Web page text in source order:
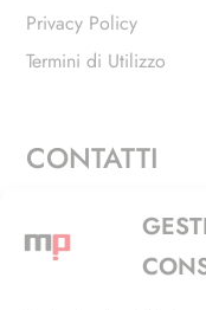
Privacy Policy
Termini di Utilizzo
CONTATTI
Via Alfieri, 27 -
+39 02 4846